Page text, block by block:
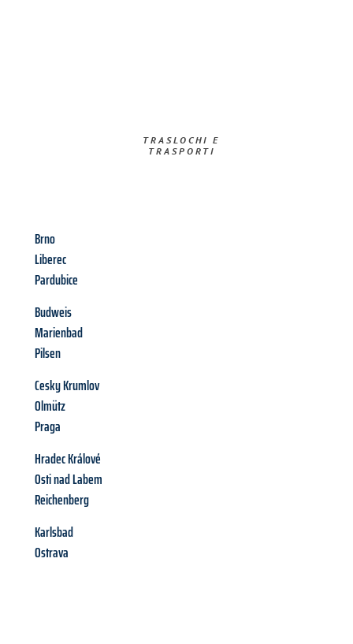
TRASLOCHI E
TRASPORTI​
Brno
Liberec
Pardubice
Budweis
Marienbad
Pilsen
Cesky Krumlov
Olmütz
Praga
Hradec Králové
Osti nad Labem
Reichenberg
Karlsbad
Ostrava